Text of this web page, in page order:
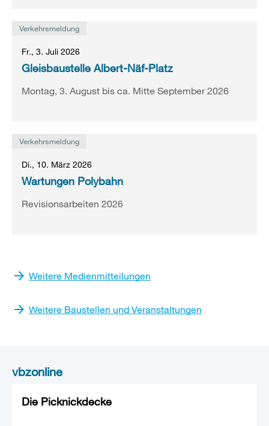
Verkehrsmeldung
Fr., 3. Juli 2026
Gleisbaustelle Albert-Näf-Platz
Montag, 3. August bis ca. Mitte September 2026
Verkehrsmeldung
Di., 10. März 2026
Wartungen Polybahn
Revisionsarbeiten 2026
Weitere Medienmitteilungen
Weitere Baustellen und Veranstaltungen
vbzonline
Die Picknickdecke